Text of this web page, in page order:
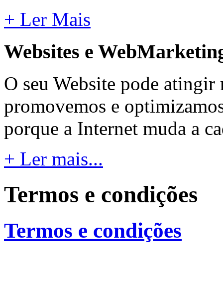
+ Ler Mais
Websites e
O seu Website pode atingir
promovemos e
porque a Internet muda a
+ Ler mais...
Termos e condições
Termos e condições